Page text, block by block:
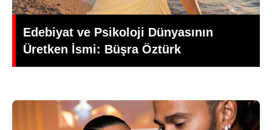
Yeşilçam’da Yas: Kadir İnanır Hayatını
Kaybetti, Yönetmen Mehmet Ali
Gündoğdu’dan Duygusal Veda